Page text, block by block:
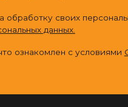
обработку своих
данных.
ознакомлен с условиями